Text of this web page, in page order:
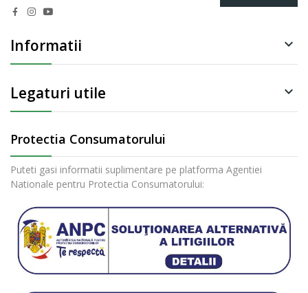
Informatii 
Legaturi utile 
Protectia Consumatorului
Puteti gasi informatii suplimentare pe platforma Agentiei
Nationale pentru Protectia Consumatorului: